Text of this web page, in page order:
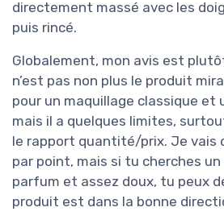
directement massé avec les
puis rincé.
Globalement, mon avis est
n’est pas non plus le produit
pour un maquillage classique et
mais il a quelques limites,
le rapport quantité/prix. Je vais
par point, mais si tu cherches
parfum et assez doux, tu peux
produit est dans la bonne